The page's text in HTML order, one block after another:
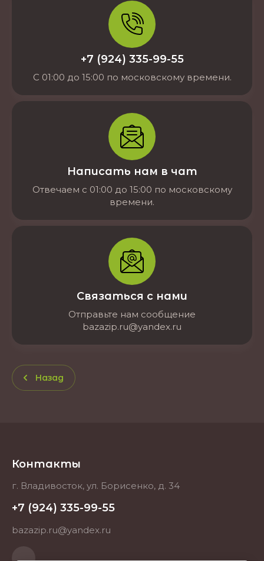
+7 (924) 335-99-55
С 01:00 до 15:00 по московскому времени.
Написать нам в чат
Отвечаем с 01:00 до 15:00 по московскому
времени.
Связаться с нами
Отправьте нам сообщение
bazazip.ru@yandex.ru
Назад
Контакты
г. Владивосток, ул. Борисенко, д. 34
+7 (924) 335-99-55
bazazip.ru@yandex.ru